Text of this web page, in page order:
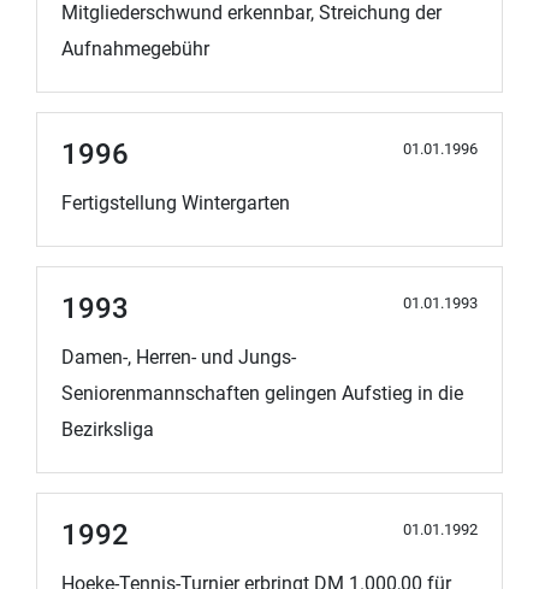
Mitgliederschwund erkennbar, Streichung der
Aufnahmegebühr
01.01.1996
1996
Fertigstellung Wintergarten
01.01.1993
1993
Damen-, Herren- und Jungs-
Seniorenmannschaften gelingen Aufstieg in die
Bezirksliga
01.01.1992
1992
Hoeke-Tennis-Turnier erbringt DM 1.000,00 für